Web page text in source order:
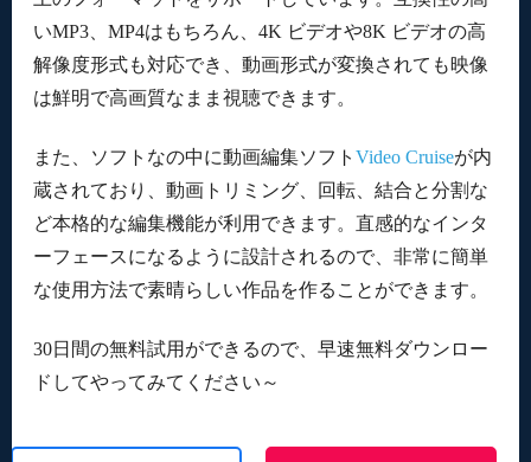
いMP3、MP4はもちろん、4K ビデオや8K ビデオの高
解像度形式も対応でき、動画形式が変換されても映像
は鮮明で高画質なまま視聴できます。
また、ソフトなの中に動画編集ソフト Video Cruiseが内
蔵されており、動画トリミング、回転、結合と分割な
ど本格的な編集機能が利用できます。直感的なインタ
ーフェースになるように設計されるので、非常に簡単
な使用方法で素晴らしい作品を作ることができます。
30日間の無料試用ができるので、早速無料ダウンロー
ドしてやってみてください～